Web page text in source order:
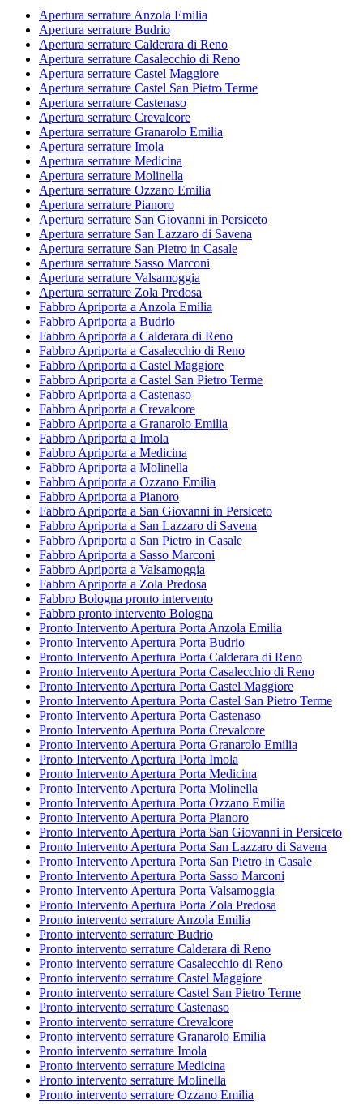
Apertura serrature Anzola Emilia
Apertura serrature Budrio
Apertura serrature Calderara di Reno
Apertura serrature Casalecchio di Reno
Apertura serrature Castel Maggiore
Apertura serrature Castel San Pietro Terme
Apertura serrature Castenaso
Apertura serrature Crevalcore
Apertura serrature Granarolo Emilia
Apertura serrature Imola
Apertura serrature Medicina
Apertura serrature Molinella
Apertura serrature Ozzano Emilia
Apertura serrature Pianoro
Apertura serrature San Giovanni in Persiceto
Apertura serrature San Lazzaro di Savena
Apertura serrature San Pietro in Casale
Apertura serrature Sasso Marconi
Apertura serrature Valsamoggia
Apertura serrature Zola Predosa
Fabbro Apriporta a Anzola Emilia
Fabbro Apriporta a Budrio
Fabbro Apriporta a Calderara di Reno
Fabbro Apriporta a Casalecchio di Reno
Fabbro Apriporta a Castel Maggiore
Fabbro Apriporta a Castel San Pietro Terme
Fabbro Apriporta a Castenaso
Fabbro Apriporta a Crevalcore
Fabbro Apriporta a Granarolo Emilia
Fabbro Apriporta a Imola
Fabbro Apriporta a Medicina
Fabbro Apriporta a Molinella
Fabbro Apriporta a Ozzano Emilia
Fabbro Apriporta a Pianoro
Fabbro Apriporta a San Giovanni in Persiceto
Fabbro Apriporta a San Lazzaro di Savena
Fabbro Apriporta a San Pietro in Casale
Fabbro Apriporta a Sasso Marconi
Fabbro Apriporta a Valsamoggia
Fabbro Apriporta a Zola Predosa
Fabbro Bologna pronto intervento
Fabbro pronto intervento Bologna
Pronto Intervento Apertura Porta Anzola Emilia
Pronto Intervento Apertura Porta Budrio
Pronto Intervento Apertura Porta Calderara di Reno
Pronto Intervento Apertura Porta Casalecchio di Reno
Pronto Intervento Apertura Porta Castel Maggiore
Pronto Intervento Apertura Porta Castel San Pietro Terme
Pronto Intervento Apertura Porta Castenaso
Pronto Intervento Apertura Porta Crevalcore
Pronto Intervento Apertura Porta Granarolo Emilia
Pronto Intervento Apertura Porta Imola
Pronto Intervento Apertura Porta Medicina
Pronto Intervento Apertura Porta Molinella
Pronto Intervento Apertura Porta Ozzano Emilia
Pronto Intervento Apertura Porta Pianoro
Pronto Intervento Apertura Porta San Giovanni in Persiceto
Pronto Intervento Apertura Porta San Lazzaro di Savena
Pronto Intervento Apertura Porta San Pietro in Casale
Pronto Intervento Apertura Porta Sasso Marconi
Pronto Intervento Apertura Porta Valsamoggia
Pronto Intervento Apertura Porta Zola Predosa
Pronto intervento serrature Anzola Emilia
Pronto intervento serrature Budrio
Pronto intervento serrature Calderara di Reno
Pronto intervento serrature Casalecchio di Reno
Pronto intervento serrature Castel Maggiore
Pronto intervento serrature Castel San Pietro Terme
Pronto intervento serrature Castenaso
Pronto intervento serrature Crevalcore
Pronto intervento serrature Granarolo Emilia
Pronto intervento serrature Imola
Pronto intervento serrature Medicina
Pronto intervento serrature Molinella
Pronto intervento serrature Ozzano Emilia